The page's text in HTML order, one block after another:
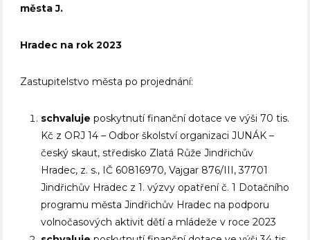
města J.
Hradec na rok 2023
Zastupitelstvo města po projednání:
schvalujeposkytnutí finanční dotace ve výši 70 tis.
Kč z ORJ 14 – Odbor školství organizaci JUNÁK –
český skaut, středisko Zlatá Růže Jindřichův
Hradec, z. s., IČ 60816970, Vajgar 876/III, 37701
Jindřichův Hradec z 1. výzvy opatření č. 1 Dotačního
programu města Jindřichův Hradec na podporu
volnočasových aktivit dětí a mládeže v roce 2023